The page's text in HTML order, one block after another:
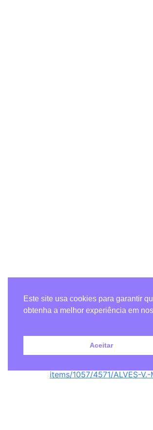
Metadados
ALVES, V. Mais além da
BRASILEIRO DE
items/1057/4571/ALVES-
Este site usa cookies para garantir
obtenha a melhor experiência em
Aceitar